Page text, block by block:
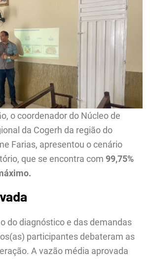
o coordenador do Núcleo de
da Cogerh da região do
Farias, apresentou o cenário
que se encontra com 99,75%
do diagnóstico e das demandas
participantes debateram as
A vazão média aprovada